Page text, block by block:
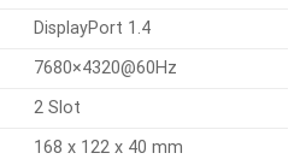
DisplayPort 1.4
7680×4320@60Hz
2 Slot
168 x 122 x 40 mm